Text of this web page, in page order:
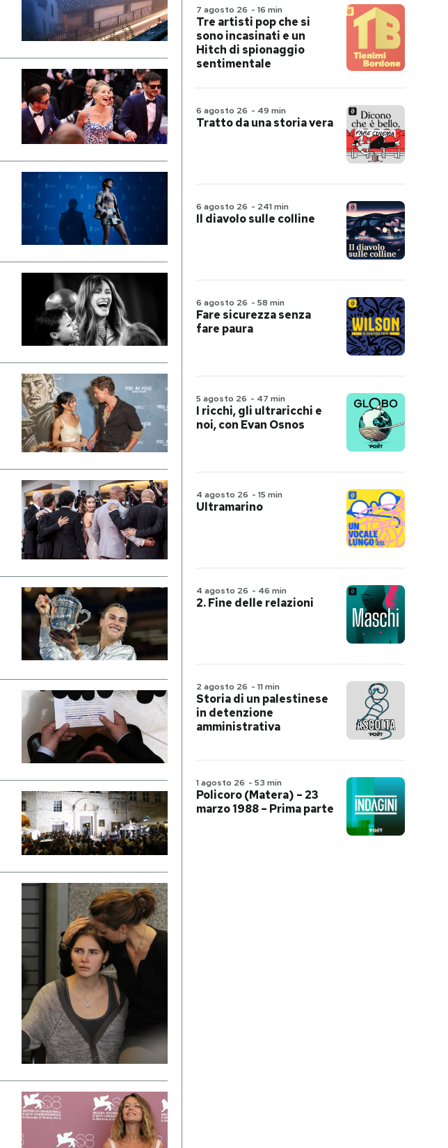
7 agosto 26 - 16 min
Tre artisti pop che si
sono incasinati e un
Hitch di spionaggio
sentimentale
6 agosto 26 - 49 min
Tratto da una storia vera
6 agosto 26 - 241 min
Il diavolo sulle colline
6 agosto 26 - 58 min
Fare sicurezza senza
fare paura
5 agosto 26 - 47 min
I ricchi, gli ultraricchi e
noi, con Evan Osnos
4 agosto 26 - 15 min
Ultramarino
4 agosto 26 - 46 min
2. Fine delle relazioni
2 agosto 26 - 11 min
Storia di un palestinese
in detenzione
amministrativa
1 agosto 26 - 53 min
Policoro (Matera) – 23
marzo 1988 – Prima parte